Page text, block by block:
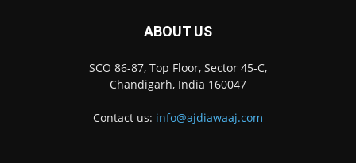
ABOUT US
SCO 86-87, Top Floor, Sector 45-C,
Chandigarh, India 160047
Contact us: info@ajdiawaaj.com